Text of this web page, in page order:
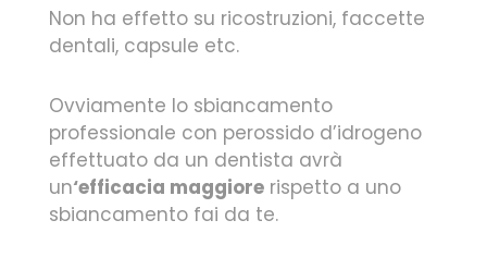
Non ha effetto su ricostruzioni, faccette
dentali, capsule etc.
Ovviamente lo sbiancamento
professionale con perossido d’idrogeno
effettuato da un dentista avrà
un‘efficacia maggiore rispetto a uno
sbiancamento fai da te.